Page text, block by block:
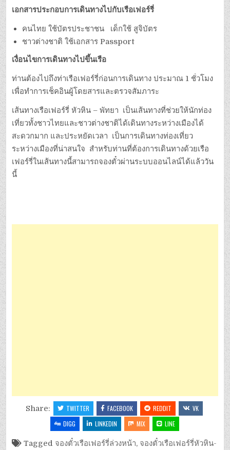
เอกสารประกอบการเดินทางไปกับเรือเฟอร์รี่
คนไทย ใช้บัตรประชาชน เด็กใช้ สูจิบัตร
ชาวต่างชาติ ใช้เอกสาร Passport
เงื่อนไขการเดินทางไปขึ้นเรือ
ท่านต้องไปถึงท่าเรือเฟอร์รี่ก่อนการเดินทาง ประมาณ 1 ชั่วโมง
เพื่อทำการเช็คอินผู้โดยสารและตรวจสัมภาระ
เส้นทางเรือเฟอร์รี่ หัวหิน – พัทยา เป็นเส้นทางที่ช่วยให้นักท่อง
เที่ยวทั้งชาวไทยและชาวต่างชาติได้เดินทางระหว่างเมืองได้
สะดวกมาก และประหยัดเวลา เป็นการเดินทางท่องเที่ยว
ระหว่างเมืองที่น่าสนใจ สำหรับท่านที่ต้องการเดินทางด้วยเรือ
เฟอร์รี่ในเส้นทางนี้สามารถจองตั๋วผ่านระบบออนไลน์ได้แล้ววัน
นี้
Share: TWITTER FACEBOOK REDDIT
VK
DIGG
LINKEDIN MIX LINE
Tagged จองตั๋วเรือเฟอร์รี่ล่วงหน้า, จองตั๋วเรือเฟอร์รี่หัวหิน-